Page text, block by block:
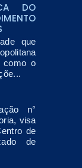
DO
que
como o
n°
visa
de
de